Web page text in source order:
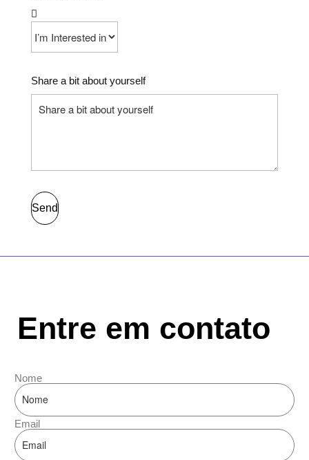
Share a bit about yourself
Send
Entre em contato
Nome
Email